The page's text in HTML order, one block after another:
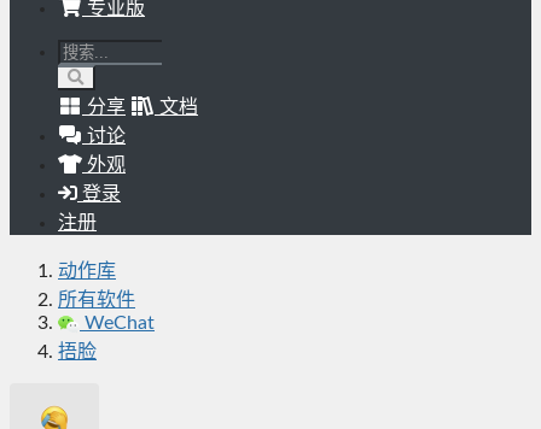
专业版
分享
文档
讨论
外观
登录
注册
动作库
所有软件
WeChat
捂脸